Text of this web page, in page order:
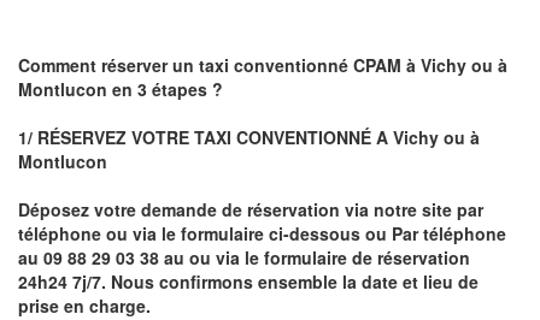
Comment réserver un taxi conventionné CPAM à Vichy ou à
Montlucon en 3 étapes ?
1/ RÉSERVEZ VOTRE TAXI CONVENTIONNÉ A Vichy ou à
Montlucon
Déposez votre demande de réservation via notre site par
téléphone ou via le formulaire ci-dessous ou Par téléphone
au 09 88 29 03 38 au ou via le formulaire de réservation
24h24 7j/7. Nous confirmons ensemble la date et lieu de
prise en charge.